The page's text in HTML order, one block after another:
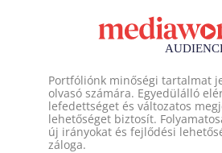
Portfóliónk minőségi tartalmat
olvasó számára. Egyedülálló
lefedettséget és változatos
lehetőséget biztosít.
új irányokat és fejlődési
záloga.